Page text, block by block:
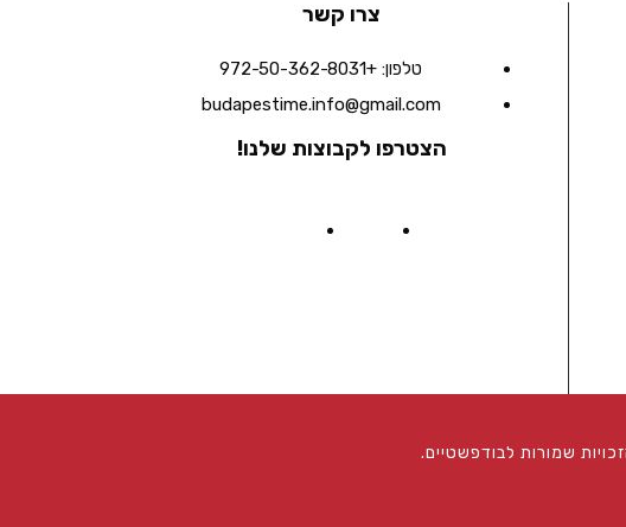
צרו קשר
טלפון: +972-50-362-8031
budapestime.info@gmail.com
הצטרפו לקבוצות שלנו!
שמורות לבודפשטיים.